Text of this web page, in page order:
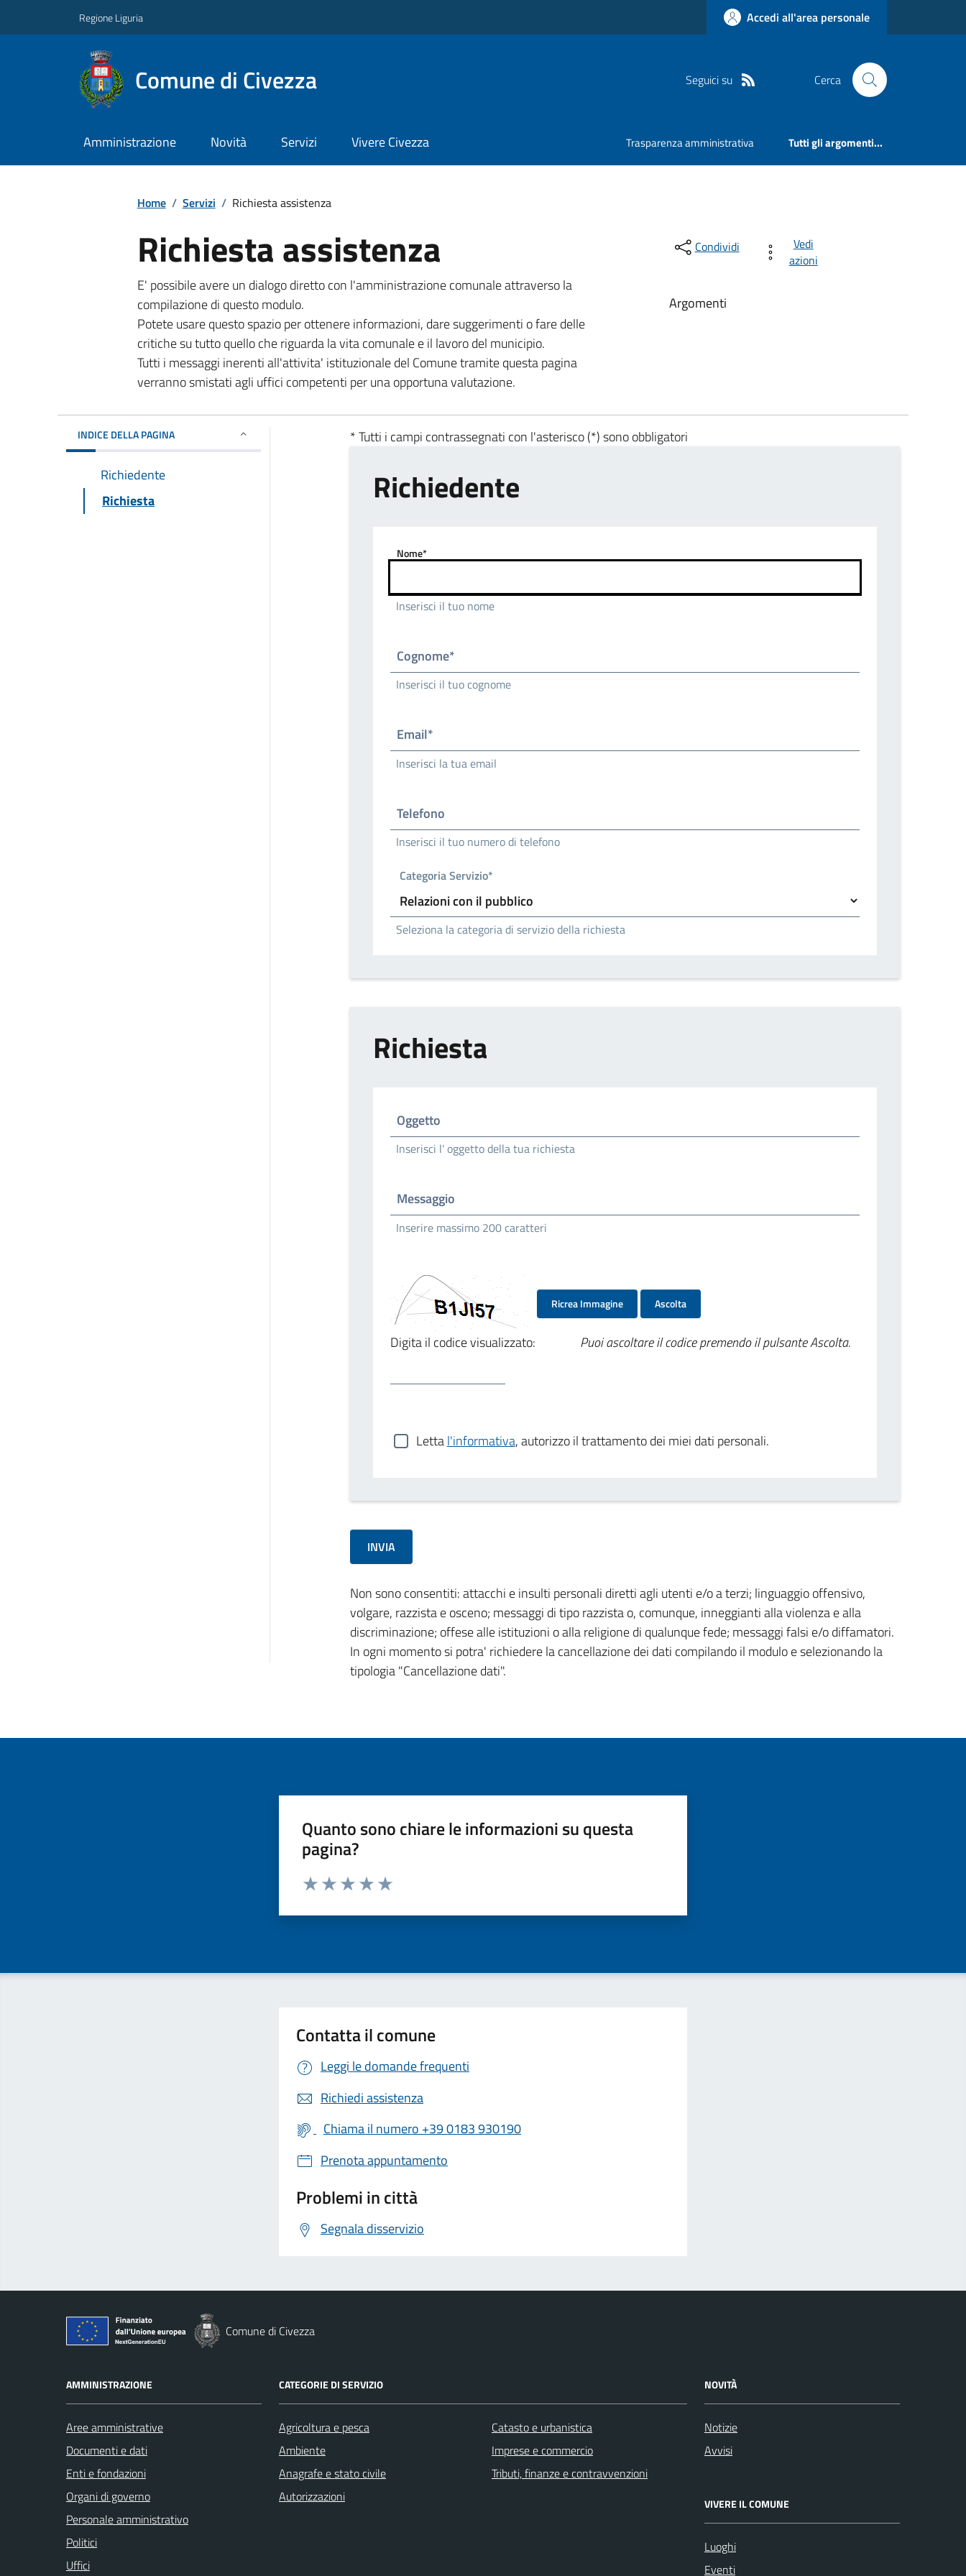
Regione Liguria Accedi all'area personale
Comune di Civezza Seguici su Cerca
Amministrazione Novità Servizi Vivere Civezza Trasparenza amministrativa Tutti gli argomenti...
Home / Servizi / Richiesta assistenza
Richiesta assistenza
E' possibile avere un dialogo diretto con l'amministrazione comunale attraverso la
compilazione di questo modulo.
Potete usare questo spazio per ottenere informazioni, dare suggerimenti o fare delle
critiche su tutto quello che riguarda la vita comunale e il lavoro del municipio.
Tutti i messaggi inerenti all'attivita' istituzionale del Comune tramite questa pagina
verranno smistati agli uffici competenti per una opportuna valutazione.
Condividi
Vedi
azioni
Argomenti
INDICE DELLA PAGINA
Richiedente
Richiesta
* Tutti i campi contrassegnati con l'asterisco (*) sono obbligatori
Richiedente
Nome*
Inserisci il tuo nome
Cognome*
Inserisci il tuo cognome
Email*
Inserisci la tua email
Telefono
Inserisci il tuo numero di telefono
Categoria Servizio*
Seleziona la categoria di servizio della richiesta
Richiesta
Oggetto
Inserisci l' oggetto della tua richiesta
Messaggio
Inserire massimo 200 caratteri
Ricrea Immagine Ascolta
Digita il codice visualizzato: Puoi ascoltare il codice premendo il pulsante Ascolta.
Lettal'informativa, autorizzo il trattamento dei miei dati personali.
Non sono consentiti: attacchi e insulti personali diretti agli utenti e/o a terzi; linguaggio offensivo,
volgare, razzista e osceno; messaggi di tipo razzista o, comunque, inneggianti alla violenza e alla
discriminazione; offese alle istituzioni o alla religione di qualunque fede; messaggi falsi e/o diffamatori.
In ogni momento si potra' richiedere la cancellazione dei dati compilando il modulo e selezionando la
tipologia "Cancellazione dati".
Quanto sono chiare le informazioni su questa
pagina?
Valuta da 1 a 5 stelle la pagina
Contatta il comune
Leggi le domande frequenti
Richiedi assistenza
Chiama il numero +39 0183 930190
Prenota appuntamento
Problemi in città
Segnala disservizio
Comune di Civezza
AMMINISTRAZIONE
Aree amministrative
Documenti e dati
Enti e fondazioni
Organi di governo
Personale amministrativo
Politici
Uffici
CATEGORIE DI SERVIZIO
Agricoltura e pesca
Ambiente
Anagrafe e stato civile
Autorizzazioni
Catasto e urbanistica
Imprese e commercio
Tributi, finanze e contravvenzioni
NOVITÀ
Notizie
Avvisi
VIVERE IL COMUNE
Luoghi
Eventi